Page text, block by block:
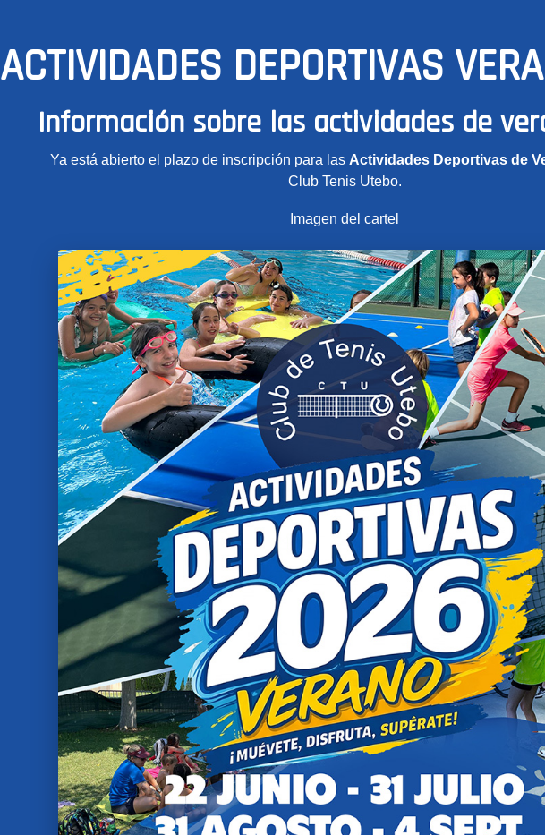
ACTIVIDADES DEPORTIVAS
Información sobre las actividades de
Ya está abierto el plazo de inscripción para las Actividades Deportivas de
Club Tenis Utebo.
Imagen del cartel